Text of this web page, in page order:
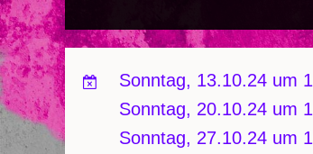
Sonntag, 13.10.24 um
Sonntag, 20.10.24 um
Sonntag, 27.10.24 um